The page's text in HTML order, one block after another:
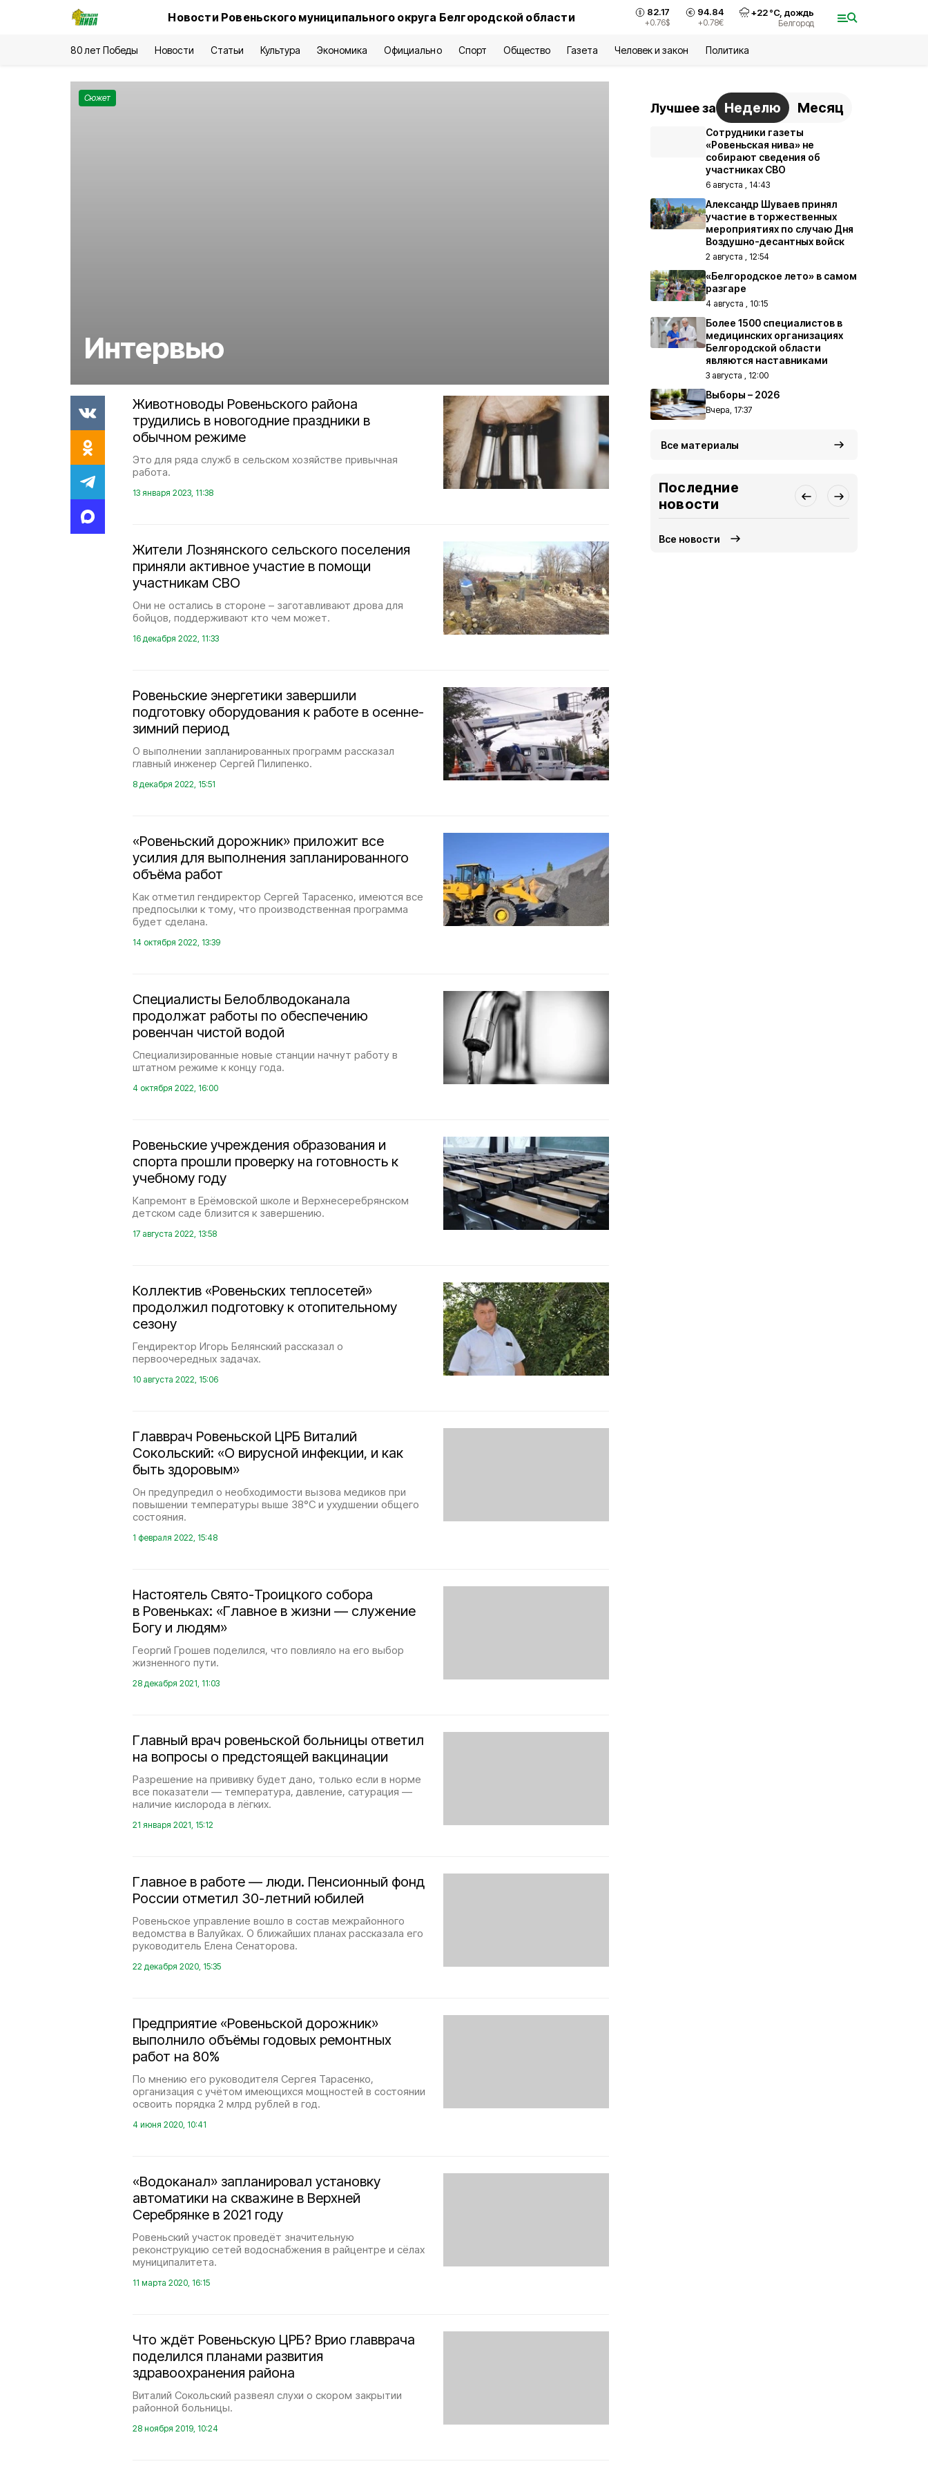
Новости Ровеньского муниципального округа Белгородской области 82.17
+0.76$
94.84
+0.78€
+22°С, дождь
Белгород
80 лет Победы Новости Статьи Культура Экономика Официально Спорт Общество Газета Человек и закон Политика
Сюжет
Интервью
Животноводы Ровеньского района
трудились в новогодние праздники в
обычном режиме
Это для ряда служб в сельском хозяйстве привычная
работа.
13 января 2023, 11:38
Жители Лознянского сельского поселения
приняли активное участие в помощи
участникам СВО
Они не остались в стороне – заготавливают дрова для
бойцов, поддерживают кто чем может.
16 декабря 2022, 11:33
Ровеньские энергетики завершили
подготовку оборудования к работе в осенне-
зимний период
О выполнении запланированных программ рассказал
главный инженер Сергей Пилипенко.
8 декабря 2022, 15:51
«Ровеньский дорожник» приложит все
усилия для выполнения запланированного
объёма работ
Как отметил гендиректор Сергей Тарасенко, имеются все
предпосылки к тому, что производственная программа
будет сделана.
14 октября 2022, 13:39
Специалисты Белоблводоканала
продолжат работы по обеспечению
ровенчан чистой водой
Специализированные новые станции начнут работу в
штатном режиме к концу года.
4 октября 2022, 16:00
Ровеньские учреждения образования и
спорта прошли проверку на готовность к
учебному году
Капремонт в Ерёмовской школе и Верхнесеребрянском
детском саде близится к завершению.
17 августа 2022, 13:58
Коллектив «Ровеньских теплосетей»
продолжил подготовку к отопительному
сезону
Гендиректор Игорь Белянский рассказал о
первоочередных задачах.
10 августа 2022, 15:06
Главврач Ровеньской ЦРБ Виталий
Сокольский: «О вирусной инфекции, и как
быть здоровым»
Он предупредил о необходимости вызова медиков при
повышении температуры выше 38°С и ухудшении общего
состояния.
1 февраля 2022, 15:48
Настоятель Свято-Троицкого собора
в Ровеньках: «Главное в жизни — служение
Богу и людям»
Георгий Грошев поделился, что повлияло на его выбор
жизненного пути.
28 декабря 2021, 11:03
Главный врач ровеньской больницы ответил
на вопросы о предстоящей вакцинации
Разрешение на прививку будет дано, только если в норме
все показатели — температура, давление, сатурация —
наличие кислорода в лёгких.
21 января 2021, 15:12
Главное в работе — люди. Пенсионный фонд
России отметил 30-летний юбилей
Ровеньское управление вошло в состав межрайонного
ведомства в Валуйках. О ближайших планах рассказала его
руководитель Елена Сенаторова.
22 декабря 2020, 15:35
Предприятие «Ровеньской дорожник»
выполнило объёмы годовых ремонтных
работ на 80%
По мнению его руководителя Сергея Тарасенко,
организация с учётом имеющихся мощностей в состоянии
освоить порядка 2 млрд рублей в год.
4 июня 2020, 10:41
«Водоканал» запланировал установку
автоматики на скважине в Верхней
Серебрянке в 2021 году
Ровеньский участок проведёт значительную
реконструкцию сетей водоснабжения в райцентре и сёлах
муниципалитета.
11 марта 2020, 16:15
Что ждёт Ровеньскую ЦРБ? Врио главврача
поделился планами развития
здравоохранения района
Виталий Сокольский развеял слухи о скором закрытии
районной больницы.
28 ноября 2019, 10:24
Лучшее за Неделю Месяц
Сотрудники газеты
«Ровеньская нива» не
собирают сведения об
участниках СВО
6 августа , 14:43
Александр Шуваев принял
участие в торжественных
мероприятиях по случаю Дня
Воздушно-десантных войск
2 августа , 12:54
«Белгородское лето» в самом
разгаре
4 августа , 10:15
Более 1500 специалистов в
медицинских организациях
Белгородской области
являются наставниками
3 августа , 12:00
Выборы – 2026
Вчера, 17:37
Все материалы
Последние
новости
Все новости